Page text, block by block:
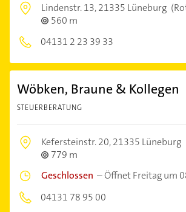
Lindenstr. 13,21335 Lüneburg
560 m
04131 2 23 39 33
Wöbken, Braune & Kollegen
STEUERBERATUNG
Kefersteinstr. 20,21335 Lüneburg
779 m
Geschlossen –Öffnet Freitag um
04131 78 95 00